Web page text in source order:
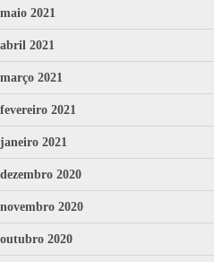
maio 2021
abril 2021
março 2021
fevereiro 2021
janeiro 2021
dezembro 2020
novembro 2020
outubro 2020